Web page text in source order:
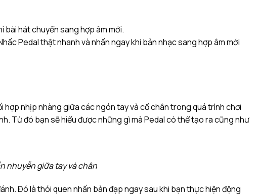
hát chuyển sang hợp âm mới.
Pedal thật nhanh và nhấn ngay khi bản nhạc sang hợp âm mới
nhịp nhàng giữa các ngón tay và cổ chân trong quá trình chơi
Từ đó bạn sẽ hiểu được những gì mà Pedal có thể tạo ra cũng như
nhuyễn giữa tay và chân
Đó là thói quen nhấn bàn đạp ngay sau khi bạn thực hiện động